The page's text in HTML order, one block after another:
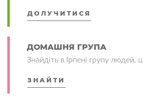
ДОЛУЧИТИСЯ
ДОМАШНЯ ГРУПА
Знайдіть в Ірпені групу людей,
ЗНАЙТИ